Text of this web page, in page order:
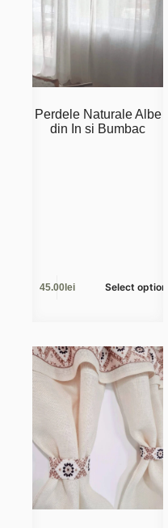
Perdele Naturale Albe
din In si Bumbac
45.00lei Select options